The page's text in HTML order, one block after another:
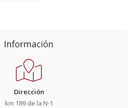
Información
Dirección
km 189 de la N-1